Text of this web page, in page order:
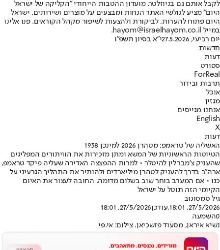
לקבל אותם גם בניוזלטר. מועדון ההטבות הייחודי "הקליקה של ישראל
היום" מציע לגולשי האתר הנחות ומבצעים על מוצרים ושירותים. ישראל
היום פתוח להערות, לביקורת ולהצעות לשיפור מקהל הקוראים. פנו אלינו
במייל hayom@israelhayom.co.il.
יום רביעי, 27.5.2026
י"א בסיון תשפ"ו
חדשות
דעות
ספורט
ForReal
תרבות ובידור
אוכל
מגזין
אנחנו מגייסים
English
X
דעות
האשליה של טראמפ: מטהרן 2026 למינכן 1938
הטיוטות הראשוניות של המשא ומתן מזכירות את הוויתורים המפליגים
שהעניק צ'מברלין להיטלר • למרות ההפצצה האדירה שעליה פיקד טראמפ,
ארה"ב בדרך להעניק לטהרן מיליארדים ולהותיר את התהליך הגרעיני על
כנו • אם המערב בוחר שוב בשלום מדומה, החובה לעצור את האיום
הקיומי הזה תוטל על ישראל
גיל סמסונוב
27/5/2026, 18:01
,עודכן27/5/2026, 18:01
0השמעה
נשיא איראן, מסעוד פזשכיאן. צילום: אי.פי